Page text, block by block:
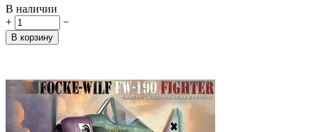
В наличии
+
−
В корзину